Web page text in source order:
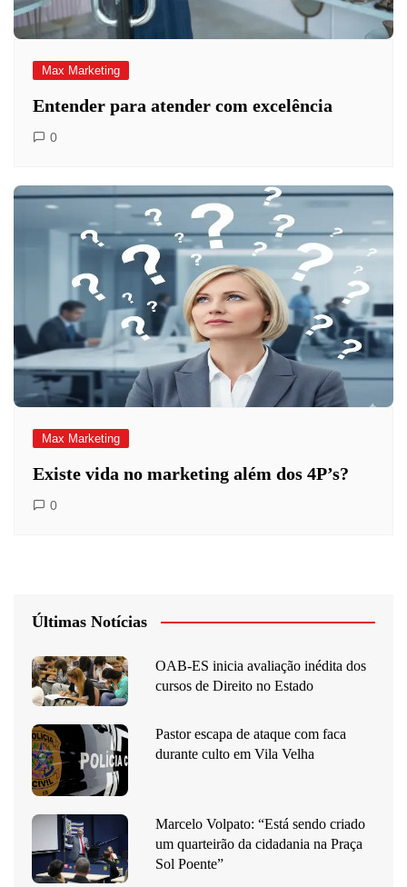
Max Marketing
Entender para atender com excelência
0
Max Marketing
Existe vida no marketing além dos 4P’s?
0
Últimas Notícias
OAB-ES inicia avaliação inédita dos
cursos de Direito no Estado
Pastor escapa de ataque com faca
durante culto em Vila Velha
Marcelo Volpato: “Está sendo criado
um quarteirão da cidadania na Praça
Sol Poente”